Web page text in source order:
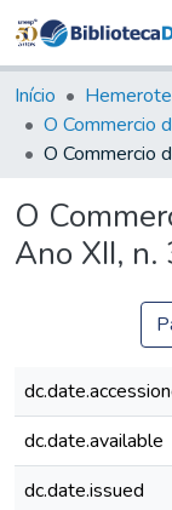
Início
O Commercio
O
Ano XII,
dc.date.available
dc.date.issued